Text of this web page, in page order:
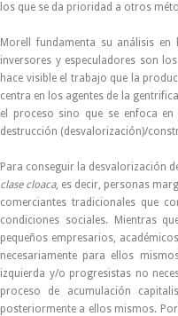
los que se da prioridad a otros
Morell fundamenta su análisis
inversores y especuladores son
hace visible el trabajo que la
centra en los agentes de la
el proceso sino que se enfoca
destrucción (desvalorización)/
Para conseguir la desvalorización
clase cloaca, es decir, personas
comerciantes tradicionales que
condiciones sociales. Mientras
pequeños empresarios,
necesariamente para ellos
izquierda y/o progresistas no
proceso de acumulación
posteriormente a ellos mismos.